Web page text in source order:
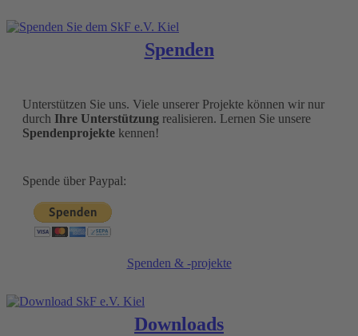
Spenden
Unterstützen Sie uns. Viele unserer Projekte können wir nur
durch Ihre Unterstützung realisieren. Lernen Sie unsere
Spendenprojekte kennen!
Spende über Paypal:
Spenden & -projekte
Downloads